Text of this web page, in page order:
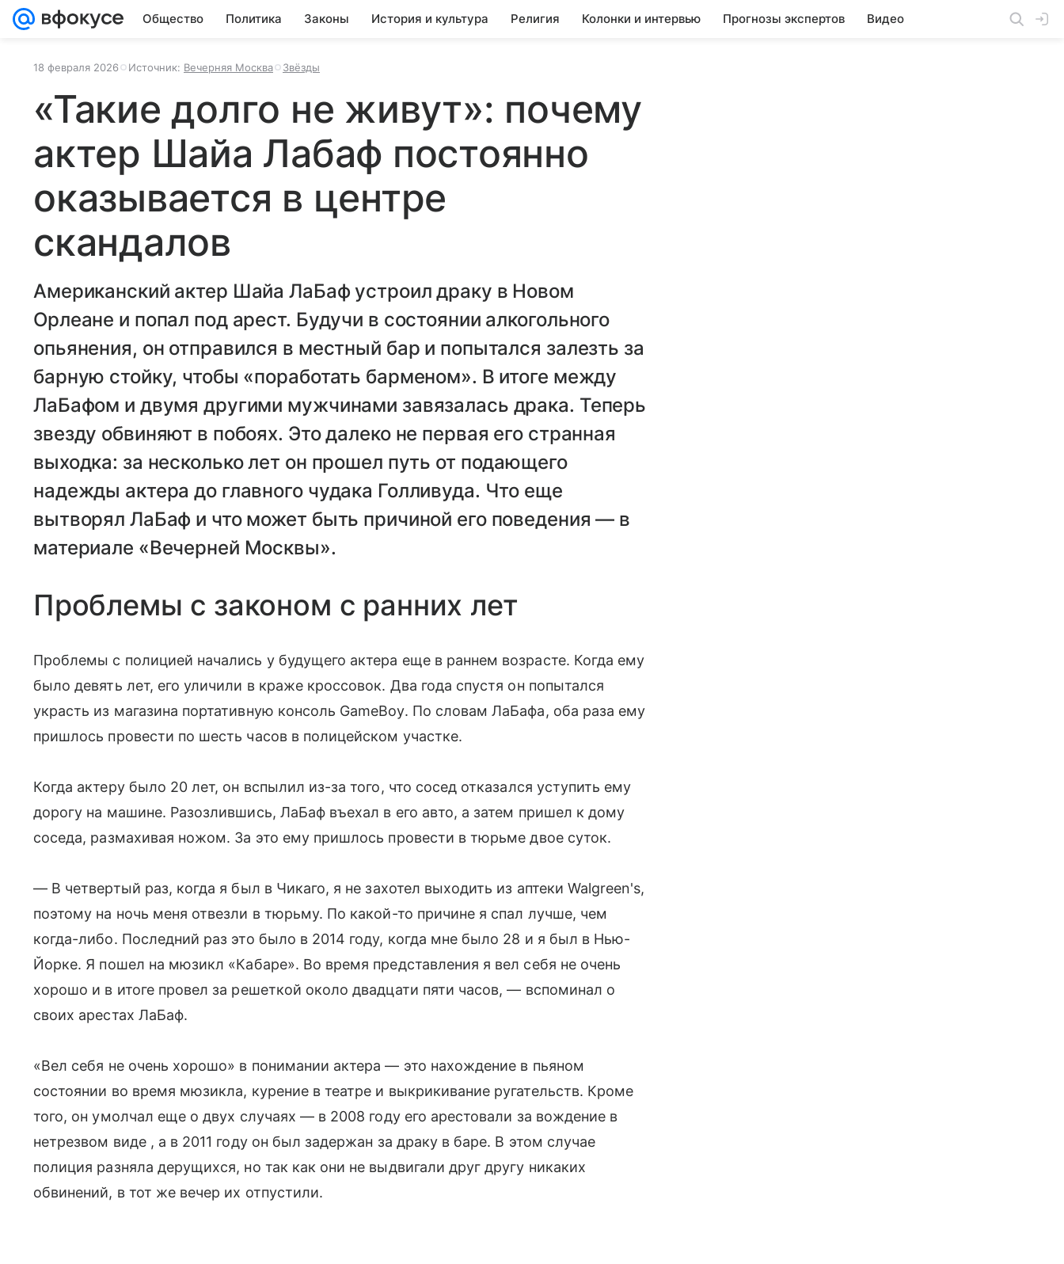
Общество Политика Законы История и культура Религия Колонки и интервью Прогнозы экспертов Видео
18 февраля 2026 Источник: Вечерняя Москва Звёзды
«Такие долго не живут»: почему
актер Шайа Лабаф постоянно
оказывается в центре
скандалов
Американский актер Шайа ЛаБаф устроил драку в Новом
Орлеане и попал под арест. Будучи в состоянии алкогольного
опьянения, он отправился в местный бар и попытался залезть за
барную стойку, чтобы «поработать барменом». В итоге между
ЛаБафом и двумя другими мужчинами завязалась драка. Теперь
звезду обвиняют в побоях. Это далеко не первая его странная
выходка: за несколько лет он прошел путь от подающего
надежды актера до главного чудака Голливуда. Что еще
вытворял ЛаБаф и что может быть причиной его поведения — в
материале «Вечерней Москвы».
Проблемы с законом с ранних лет
Проблемы с полицией начались у будущего актера еще в раннем возрасте. Когда ему
было девять лет, его уличили в краже кроссовок. Два года спустя он попытался
украсть из магазина портативную консоль GameBoy. По словам ЛаБафа, оба раза ему
пришлось провести по шесть часов в полицейском участке.
Когда актеру было 20 лет, он вспылил из-за того, что сосед отказался уступить ему
дорогу на машине. Разозлившись, ЛаБаф въехал в его авто, а затем пришел к дому
соседа, размахивая ножом. За это ему пришлось провести в тюрьме двое суток.
— В четвертый раз, когда я был в Чикаго, я не захотел выходить из аптеки Walgreen's,
поэтому на ночь меня отвезли в тюрьму. По какой-то причине я спал лучше, чем
когда-либо. Последний раз это было в 2014 году, когда мне было 28 и я был в Нью-
Йорке. Я пошел на мюзикл «Кабаре». Во время представления я вел себя не очень
хорошо и в итоге провел за решеткой около двадцати пяти часов, — вспоминал о
своих арестах ЛаБаф.
«Вел себя не очень хорошо» в понимании актера — это нахождение в пьяном
состоянии во время мюзикла, курение в театре и выкрикивание ругательств. Кроме
того, он умолчал еще о двух случаях — в 2008 году его арестовали за вождение в
нетрезвом виде , а в 2011 году он был задержан за драку в баре. В этом случае
полиция разняла дерущихся, но так как они не выдвигали друг другу никаких
обвинений, в тот же вечер их отпустили.